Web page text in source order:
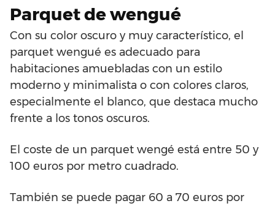
Parquet de wengué
Con su color oscuro y muy característico, el
parquet wengué es adecuado para
habitaciones amuebladas con un estilo
moderno y minimalista o con colores claros,
especialmente el blanco, que destaca mucho
frente a los tonos oscuros.
El coste de un parquet wengé está entre 50 y
100 euros por metro cuadrado.
También se puede pagar 60 a 70 euros por